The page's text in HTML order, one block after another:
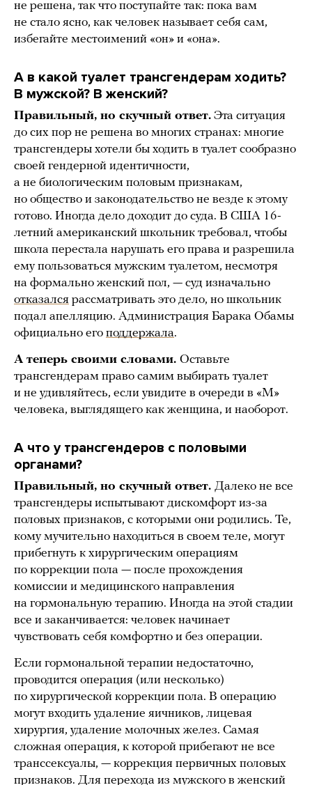
не решена, так что поступайте так: пока вам
не стало ясно, как человек называет себя сам,
избегайте местоимений «он» и «она».
А в какой туалет трансгендерам ходить?
В мужской? В женский?
Правильный, но скучный ответ. Эта ситуация
до сих пор не решена во многих странах: многие
трансгендеры хотели бы ходить в туалет сообразно
своей гендерной идентичности,
а не биологическим половым признакам,
но общество и законодательство не везде к этому
готово. Иногда дело доходит до суда. В США 16-
летний американский школьник требовал, чтобы
школа перестала нарушать его права и разрешила
ему пользоваться мужским туалетом, несмотря
на формально женский пол, — суд изначально
отказался рассматривать это дело, но школьник
подал апелляцию. Администрация Барака Обамы
официально его поддержала.
А теперь своими словами. Оставьте
трансгендерам право самим выбирать туалет
и не удивляйтесь, если увидите в очереди в «М»
человека, выглядящего как женщина, и наоборот.
А что у трансгендеров с половыми
органами?
Правильный, но скучный ответ. Далеко не все
трансгендеры испытывают дискомфорт из-за
половых признаков, с которыми они родились. Те,
кому мучительно находиться в своем теле, могут
прибегнуть к хирургическим операциям
по коррекции пола — после прохождения
комиссии и медицинского направления
на гормональную терапию. Иногда на этой стадии
все и заканчивается: человек начинает
чувствовать себя комфортно и без операции.
Если гормональной терапии недостаточно,
проводится операция (или несколько)
по хирургической коррекции пола. В операцию
могут входить удаление яичников, лицевая
хирургия, удаление молочных желез. Самая
сложная операция, к которой прибегают не все
транссексуалы, — коррекция первичных половых
признаков. Для перехода из мужского в женский